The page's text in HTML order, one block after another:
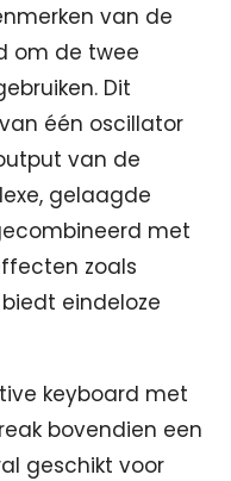
van de
om de twee
Dit
één oscillator
van de
gelaagde
met
zoals
eindeloze
keyboard met
bovendien een
geschikt voor